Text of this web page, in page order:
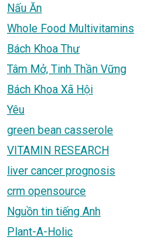
Nấu Ăn
Whole Food Multivitamins
Bách Khoa Thư
Tâm Mở, Tinh Thần Vững
Bách Khoa Xã Hội
Yêu
green bean casserole
VITAMIN RESEARCH
liver cancer prognosis
crm opensource
Nguồn tin tiếng Anh
Plant-A-Holic